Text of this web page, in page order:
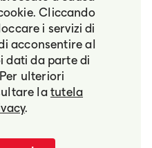
Cliccando
i servizi di
acconsentire al
dati da parte di
ulteriori
la tutela
.